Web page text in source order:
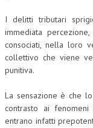
I delitti tributari
immediata
consociati, nella loro
collettivo che viene
punitiva.
La sensazione è che
contrasto ai
entrano infatti